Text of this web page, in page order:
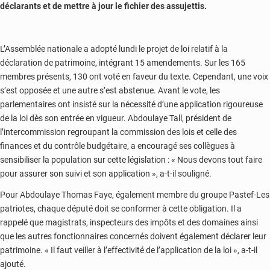
déclarants et de mettre à jour le fichier des assujettis.
L’Assemblée nationale a adopté lundi le projet de loi relatif à la
déclaration de patrimoine, intégrant 15 amendements. Sur les 165
membres présents, 130 ont voté en faveur du texte. Cependant, une voix
s’est opposée et une autre s’est abstenue. Avant le vote, les
parlementaires ont insisté sur la nécessité d’une application rigoureuse
de la loi dès son entrée en vigueur. Abdoulaye Tall, président de
l’intercommission regroupant la commission des lois et celle des
finances et du contrôle budgétaire, a encouragé ses collègues à
sensibiliser la population sur cette législation : « Nous devons tout faire
pour assurer son suivi et son application », a-t-il souligné.
Pour Abdoulaye Thomas Faye, également membre du groupe Pastef-Les
patriotes, chaque député doit se conformer à cette obligation. Il a
rappelé que magistrats, inspecteurs des impôts et des domaines ainsi
que les autres fonctionnaires concernés doivent également déclarer leur
patrimoine. « Il faut veiller à l’effectivité de l’application de la loi », a-t-il
ajouté.